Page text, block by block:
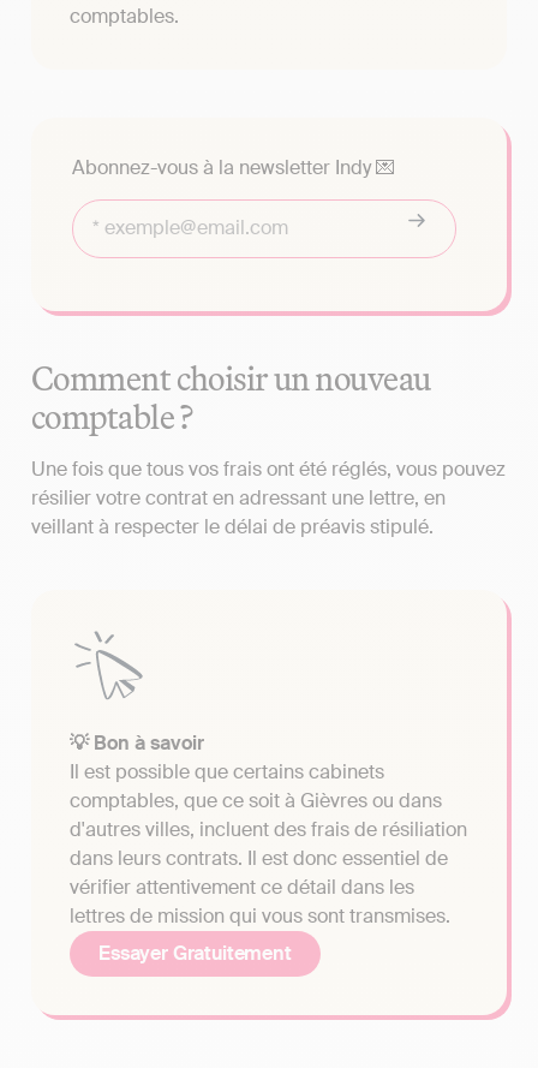
comptables.
Abonnez-vous à la newsletter Indy 💌
Comment choisir un nouveau
comptable ?
Une fois que tous vos frais ont été réglés, vous pouvez
résilier votre contrat en adressant une lettre, en
veillant à respecter le délai de préavis stipulé.
💡 Bon à savoir
Il est possible que certains cabinets
comptables, que ce soit à Gièvres ou dans
d'autres villes, incluent des frais de résiliation
dans leurs contrats. Il est donc essentiel de
vérifier attentivement ce détail dans les
lettres de mission qui vous sont transmises.
Essayer Gratuitement